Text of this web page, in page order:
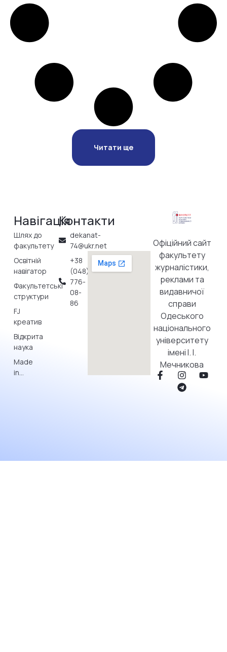
Читати ще
Офіційний сайт
факультету
журналістики,
реклами та
видавничої
справи
Одеського
національного
університету
імені І. І.
Мечникова
Навігація
Шлях до
факультету
Освітній
навігатор
Факультетські
структури
FJ
креатив
Відкрита
наука
Made
in…
Контакти
dekanat-
74@ukr.net
+38
(048)
776-
08-
86